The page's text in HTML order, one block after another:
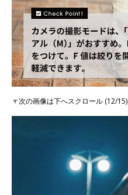
▼次の画像は下へスクロール (12/15)